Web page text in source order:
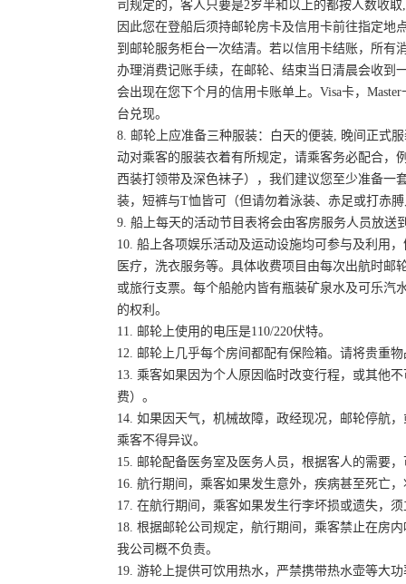
司规定的，客人只要是2岁半和以上的都按人数收
因此您在登船后须持邮轮房卡及信用卡前往指定
到邮轮服务柜台一次结清。若以信用卡结账，所有
办理消费记账手续，在邮轮、结束当日清晨会收到
会出现在您下个月的信用卡账单上。Visa卡，
台兑现。
8. 邮轮上应准备三种服装：白天的便装, 晚间正式
动对乘客的服装衣着有所规定，请乘客务必配合，
西装打领带及深色袜子），我们建议您至少准备一
装，短裤与T恤皆可（但请勿着泳装、赤足或打赤
9. 船上每天的活动节目表将会由客房服务人员放
10. 船上各项娱乐活动及运动设施均可参与及利用
医疗，洗衣服务等。具体收费项目由每次出航时
或旅行支票。每个船舱内皆有瓶装矿泉水及可乐汽
的权利。
11. 邮轮上使用的电压是110/220伏特。
12. 邮轮上几乎每个房间都配有保险箱。请将贵重
13. 乘客如果因为个人原因临时改变行程，或其他
费）。
14. 如果因天气，机械故障，政经现况，邮轮停航
乘客不得异议。
15. 邮轮配备医务室及医务人员，根据客人的需要
16. 航行期间，乘客如果发生意外，疾病甚至死亡
17. 在航行期间，乘客如果发生行李坏损或遗失，
18. 根据邮轮公司规定，航行期间，乘客禁止在房
我公司概不负责。
19. 游轮上提供可饮用热水，严禁携带热水壶等大